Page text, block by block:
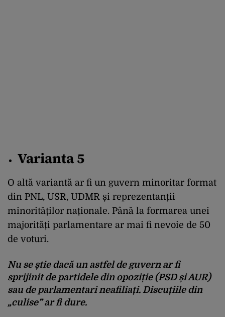
Varianta 5
O altă variantă ar fi un guvern minoritar format
din PNL, USR, UDMR și reprezentanții
minorităților naționale. Până la formarea unei
majorități parlamentare ar mai fi nevoie de 50
de voturi.
Nu se știe dacă un astfel de guvern ar fi
sprijinit de partidele din opoziție (PSD și AUR)
sau de parlamentari neafiliați. Discuțiile din
„culise” ar fi dure.